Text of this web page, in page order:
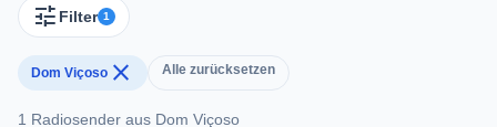
tune Filter 1
Dom Viçoso close Alle zurücksetzen
1 Radiosender aus Dom Viçoso